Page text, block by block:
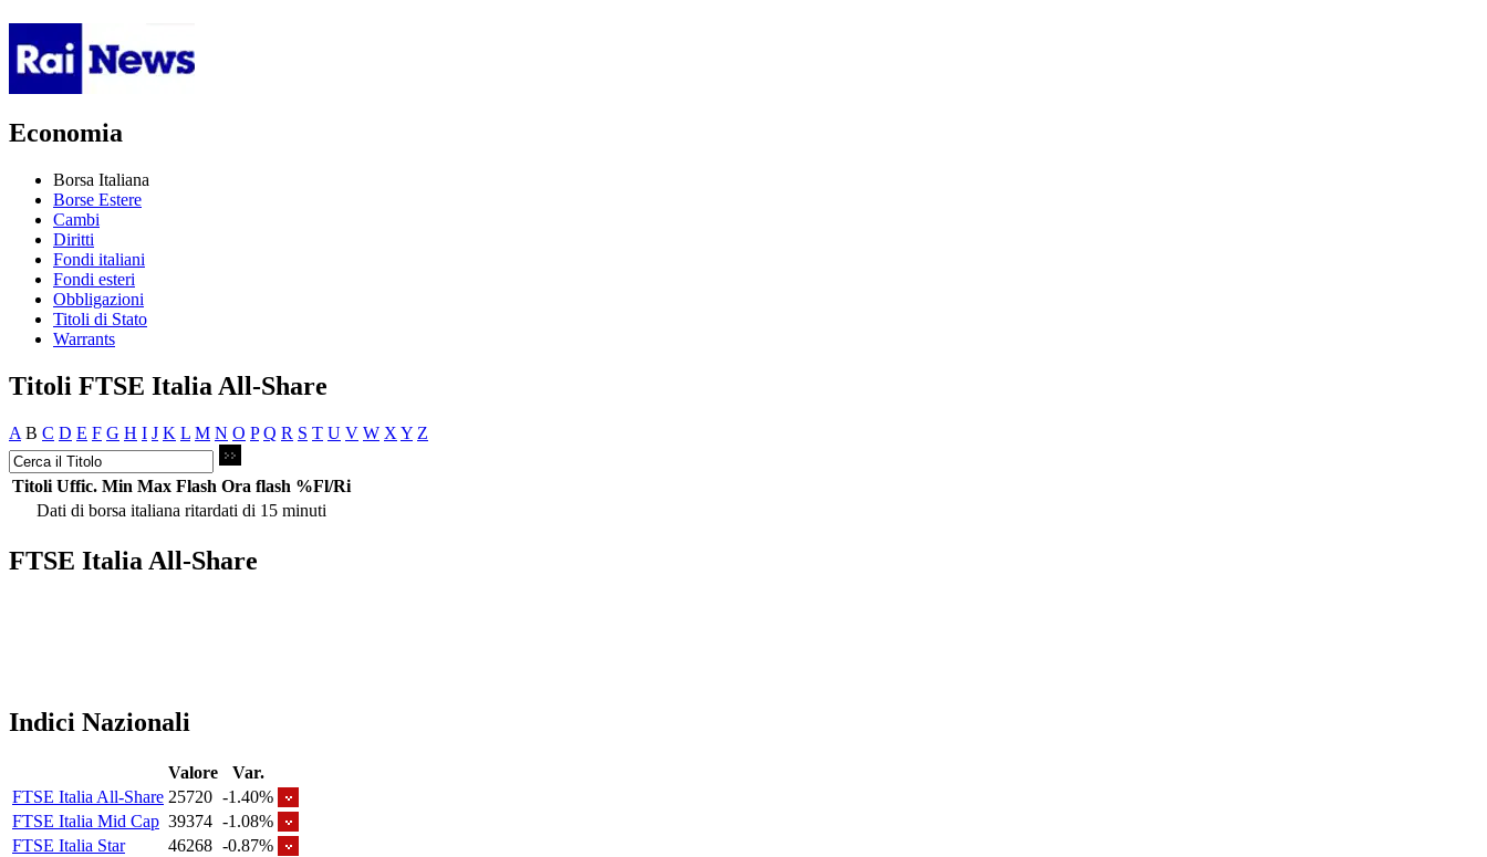
Economia
Borsa Italiana
Borse Estere
Cambi
Diritti
Fondi italiani
Fondi esteri
Obbligazioni
Titoli di Stato
Warrants
Titoli FTSE Italia All-Share
A B C D E F G H I J K L M N O P Q R S T U V W X Y Z
Titoli Uffic. Min Max Flash Ora flash %Fl/Ri
Dati di borsa italiana ritardati di 15 minuti
FTSE Italia All-Share
Indici Nazionali
Valore
Var.
FTSE Italia All-Share 25720 -1.40%
FTSE Italia Mid Cap 39374 -1.08%
FTSE Italia Star
46268 -0.87%